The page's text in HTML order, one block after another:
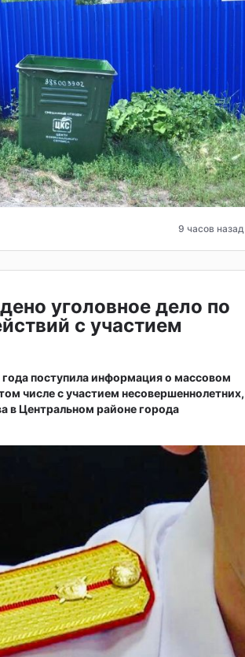
9 часов назад
уголовное дело по
с участием
года поступила информация о массовом
числе с участием несовершеннолетних,
в Центральном районе города